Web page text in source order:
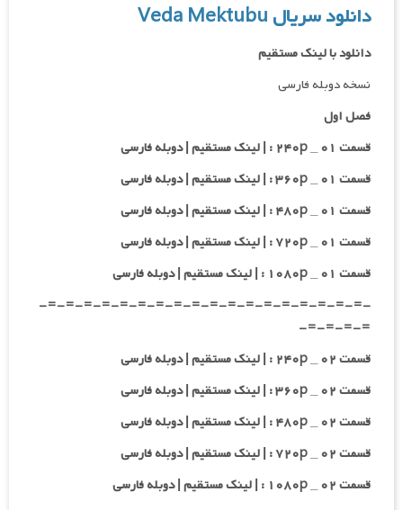
دانلود سریال Veda Mektubu
دانلود با لینک مستقیم
نسخه دوبله فارسی
فصل اول
قسمت ۰۱ _ ۲۴۰p : | لینک مستقیم | دوبله فارسی
قسمت ۰۱ _ ۳۶۰p : | لینک مستقیم | دوبله فارسی
قسمت ۰۱ _ ۴۸۰p : | لینک مستقیم | دوبله فارسی
قسمت ۰۱ _ ۷۲۰p : | لینک مستقیم | دوبله فارسی
قسمت ۰۱ _ ۱۰۸۰p : | لینک مستقیم | دوبله فارسی
-=-=-=-=-=-=-=-=-=-=-=-=-=-=-=-=-=-=-
=-=-=-=-
قسمت ۰۲ _ ۲۴۰p : | لینک مستقیم | دوبله فارسی
قسمت ۰۲ _ ۳۶۰p : | لینک مستقیم | دوبله فارسی
قسمت ۰۲ _ ۴۸۰p : | لینک مستقیم | دوبله فارسی
قسمت ۰۲ _ ۷۲۰p : | لینک مستقیم | دوبله فارسی
قسمت ۰۲ _ ۱۰۸۰p : | لینک مستقیم | دوبله فارسی